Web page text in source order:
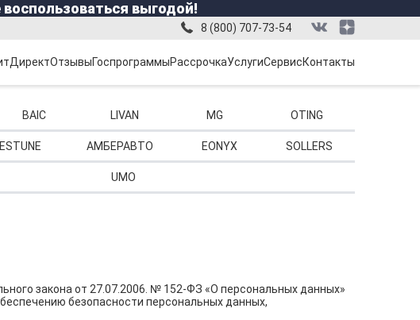
выгодой!
8 (800) 707-73-54
ДиректОтзывыГоспрограммыРассрочкаУслугиСервисКонтакты
BAIC LIVAN MG OTING
АМБЕРАВТО EONYX SOLLERS
UMO
закона от 27.07.2006. № 152-ФЗ «О персональных данных»
безопасности персональных данных,